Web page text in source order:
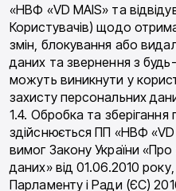
«НВФ «VD MAIS» та
Користувачів) щодо
змін, блокування або
даних та звернення з
можуть виникнути у
захисту персональних
1.4. Обробка та
здійснюється ПП «НВФ «VD
вимог Закону України
даних» від 01.06.2010
Парламенту і Ради (ЄС)